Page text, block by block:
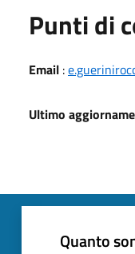
Punti di
Email :
Ultimo
Quanto